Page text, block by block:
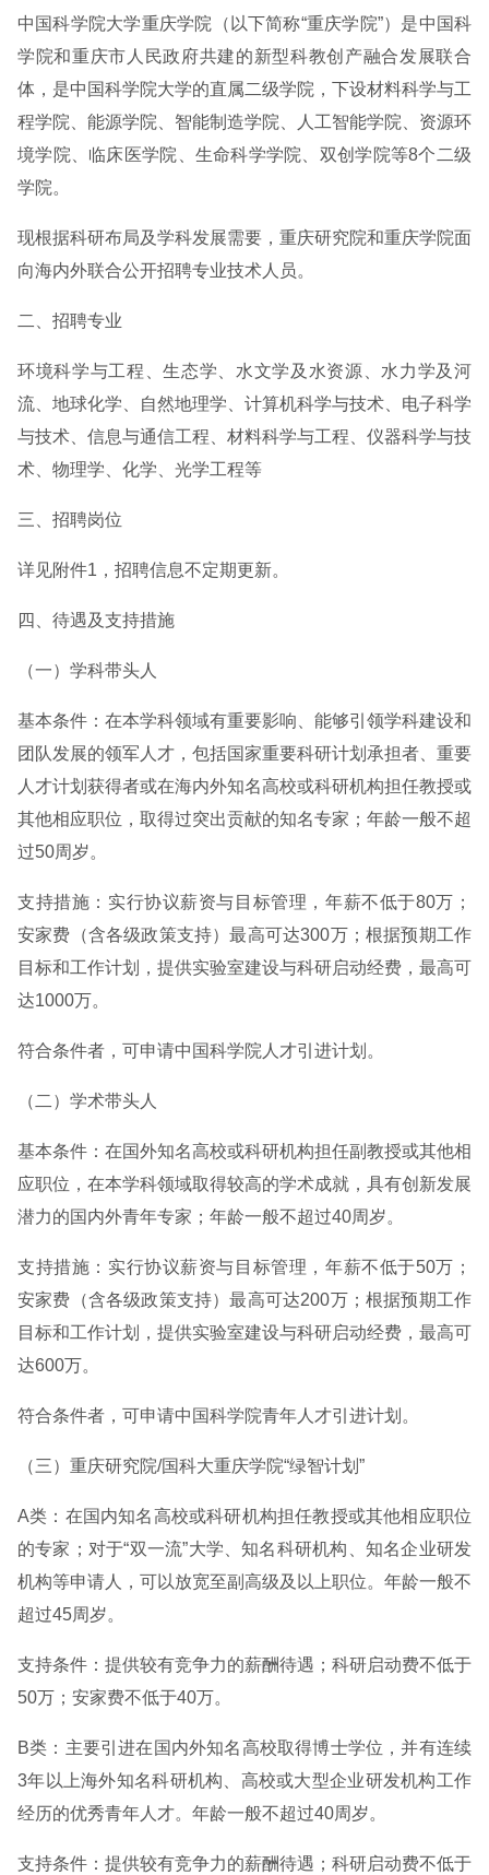
中国科学院大学重庆学院（以下简称“重庆学院”）是中国科
学院和重庆市人民政府共建的新型科教创产融合发展联合
体，是中国科学院大学的直属二级学院，下设材料科学与工
程学院、能源学院、智能制造学院、人工智能学院、资源环
境学院、临床医学院、生命科学学院、双创学院等8个二级
学院。
现根据科研布局及学科发展需要，重庆研究院和重庆学院面
向海内外联合公开招聘专业技术人员。
二、招聘专业
环境科学与工程、生态学、水文学及水资源、水力学及河
流、地球化学、自然地理学、计算机科学与技术、电子科学
与技术、信息与通信工程、材料科学与工程、仪器科学与技
术、物理学、化学、光学工程等
三、招聘岗位
详见附件1，招聘信息不定期更新。
四、待遇及支持措施
（一）学科带头人
基本条件：在本学科领域有重要影响、能够引领学科建设和
团队发展的领军人才，包括国家重要科研计划承担者、重要
人才计划获得者或在海内外知名高校或科研机构担任教授或
其他相应职位，取得过突出贡献的知名专家；年龄一般不超
过50周岁。
支持措施：实行协议薪资与目标管理，年薪不低于80万；
安家费（含各级政策支持）最高可达300万；根据预期工作
目标和工作计划，提供实验室建设与科研启动经费，最高可
达1000万。
符合条件者，可申请中国科学院人才引进计划。
（二）学术带头人
基本条件：在国外知名高校或科研机构担任副教授或其他相
应职位，在本学科领域取得较高的学术成就，具有创新发展
潜力的国内外青年专家；年龄一般不超过40周岁。
支持措施：实行协议薪资与目标管理，年薪不低于50万；
安家费（含各级政策支持）最高可达200万；根据预期工作
目标和工作计划，提供实验室建设与科研启动经费，最高可
达600万。
符合条件者，可申请中国科学院青年人才引进计划。
（三）重庆研究院/国科大重庆学院“绿智计划”
A类：在国内知名高校或科研机构担任教授或其他相应职位
的专家；对于“双一流”大学、知名科研机构、知名企业研发
机构等申请人，可以放宽至副高级及以上职位。年龄一般不
超过45周岁。
支持条件：提供较有竞争力的薪酬待遇；科研启动费不低于
50万；安家费不低于40万。
B类：主要引进在国内外知名高校取得博士学位，并有连续
3年以上海外知名科研机构、高校或大型企业研发机构工作
经历的优秀青年人才。年龄一般不超过40周岁。
支持条件：提供较有竞争力的薪酬待遇；科研启动费不低于